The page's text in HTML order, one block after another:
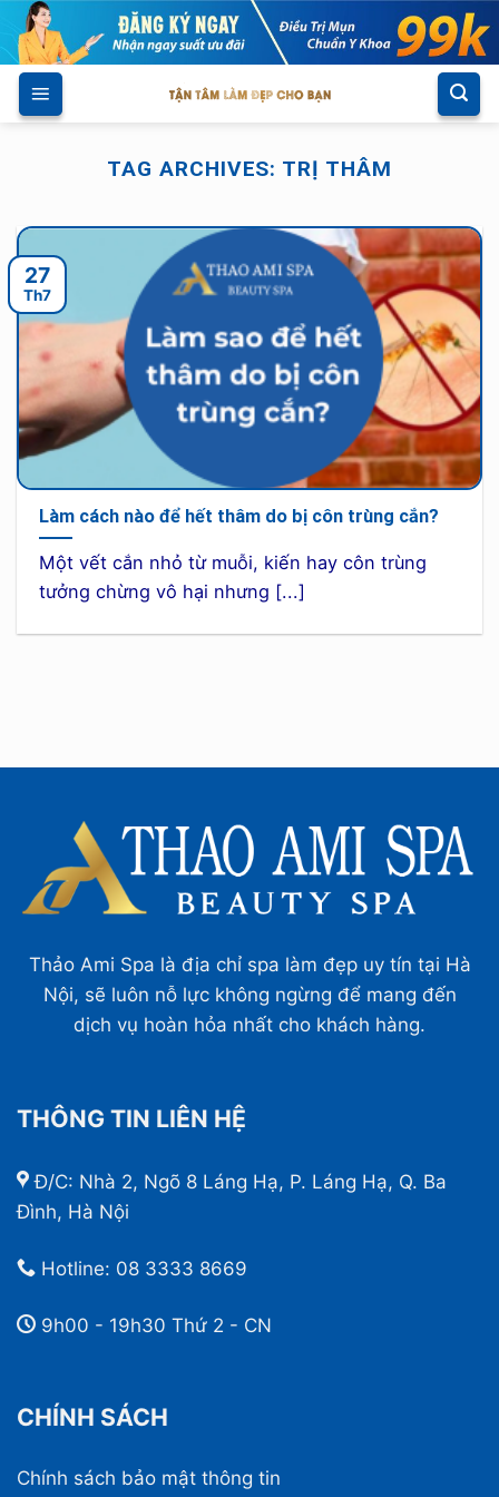
Skip
to
content
TAG ARCHIVES: TRỊ THÂM
Làm cách nào để hết thâm do bị côn trùng cắn?
Một vết cắn nhỏ từ muỗi, kiến hay côn trùng
tưởng chừng vô hại nhưng [...]
27
Th7
Thảo Ami Spa là địa chỉ spa làm đẹp uy tín tại Hà
Nội, sẽ luôn nỗ lực không ngừng để mang đến
dịch vụ hoàn hỏa nhất cho khách hàng.
THÔNG TIN LIÊN HỆ
Đ/C: Nhà 2, Ngõ 8 Láng Hạ, P. Láng Hạ, Q. Ba
Đình, Hà Nội
Hotline: 08 3333 8669
9h00 - 19h30 Thứ 2 - CN
CHÍNH SÁCH
Chính sách bảo mật thông tin